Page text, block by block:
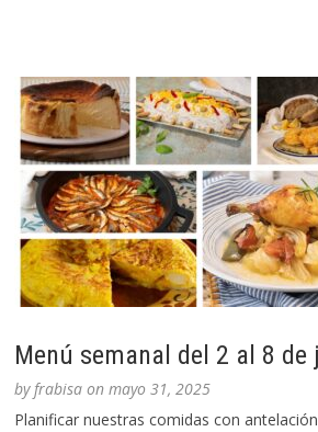
Menú semanal del 2 al 8 de
byfrabisa onmayo 31, 2025
Planificar nuestras comidas con